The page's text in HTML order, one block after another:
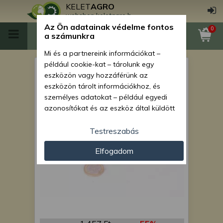
KELETAGRO
webshop.keletagro.hu
0
csapágy 4525
Az Ön adatainak védelme fontos
a számunkra
Mi és a partnereink információkat –
például cookie-kat – tárolunk egy
eszközön vagy hozzáférünk az
eszközön tárolt információkhoz, és
személyes adatokat – például egyedi
azonosítókat és az eszköz által küldött
személyre szabott hirdetések és
tartalom nyújtásához, hirdetés- és
tartalomméréshez, nézettségi adatok
gyűjtéséhez, valamint termékek
kifejlesztéséhez és a termékek
Testreszabás
Elfogadom